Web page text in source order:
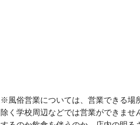
※ 風俗営業については、営業できる
除く学校周辺などでは営業ができま